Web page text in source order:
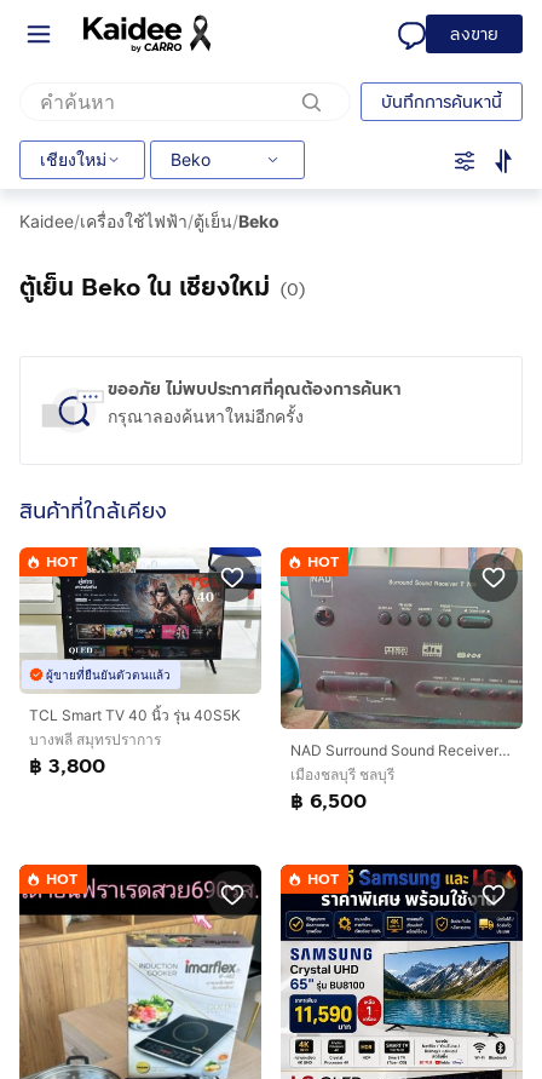
ลงขาย
บันทึกการค้นหานี้
เชียงใหม่ Beko
Kaidee/เครื่องใช้ไฟฟ้า/ตู้เย็น/Beko
ตู้เย็น Beko ใน เชียงใหม่ (0)
ขออภัย ไม่พบประกาศที่คุณต้องการค้นหา
กรุณาลองค้นหาใหม่อีกครั้ง
สินค้าที่ใกล้เคียง
HOT
ผู้ขายที่ยืนยันตัวตนแล้ว
TCL Smart TV 40 นิ้ว รุ่น 40S5K
บางพลี สมุทรปราการ
฿ 3,800
HOT
NAD Surround Sound Receiver T 760
เมืองชลบุรี ชลบุรี
฿ 6,500
HOT HOT